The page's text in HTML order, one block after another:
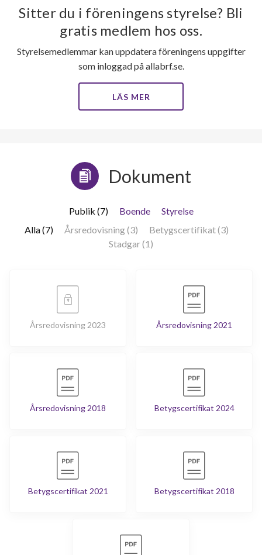
66
Sitter du i föreningens styrelse? Bli
gratis medlem hos oss.
Styrelsemedlemmar kan uppdatera föreningens uppgifter
som inloggad på allabrf.se.
LÄS MER
Dokument
Publik (7) Boende
Styrelse
Alla (7)
Årsredovisning (3)
Betygscertifikat (3)
Stadgar (1)
Årsredovisning 2023 Årsredovisning 2021
Årsredovisning 2018 Betygscertifikat 2024
Betygscertifikat 2021 Betygscertifikat 2018